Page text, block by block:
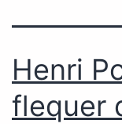
Henri
flequer